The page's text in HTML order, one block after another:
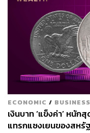
โลก นี่ก็มีส่วนทำให้ก
สภาพคล่องสูงมาก แ
3) อัตราดอกเบี้ยในต
นับ 10 ปีแล้ว ก็มีส่วนท
ทวีคูณ เฉพาะอย่างยิ่ง
มากขึ้นมากเมื่อเทียบ
คำถามสำคัญก็คือ หุ้นยั
หรือจะตกลงมาและแร
ECONOMIC / BUSINESS
เงินบาท ‘แข็งค่า’ หนั
แทรกแซงเยนของสห